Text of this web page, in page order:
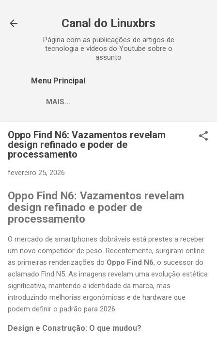
Canal do Linuxbrs
Página com as publicações de artigos de
tecnologia e vídeos do Youtube sobre o
assunto
Menu Principal
MAIS…
Oppo Find N6: Vazamentos revelam
design refinado e poder de
processamento
fevereiro 25, 2026
Oppo Find N6: Vazamentos revelam
design refinado e poder de
processamento
O mercado de smartphones dobráveis está prestes a receber
um novo competidor de peso. Recentemente, surgiram online
as primeiras renderizações do Oppo Find N6, o sucessor do
aclamado Find N5. As imagens revelam uma evolução estética
significativa, mantendo a identidade da marca, mas
introduzindo melhorias ergonômicas e de hardware que
podem definir o padrão para 2026.
Design e Construção: O que mudou?